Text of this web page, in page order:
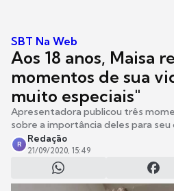
SBT Na Web
Aos 18 anos, Maisa
momentos de sua
muito especiais"
Apresentadora publicou três
sobre a importância deles para
R
Redação
21/09/2020, 15:49